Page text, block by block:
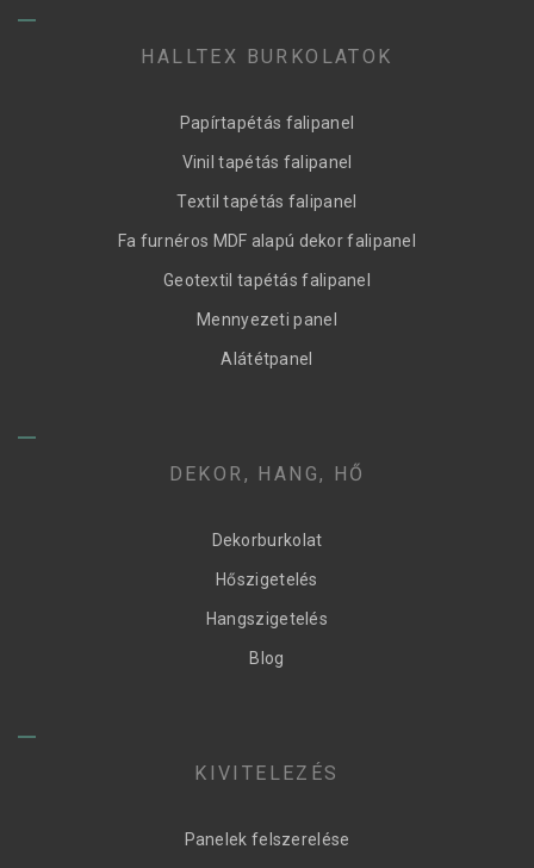
HALLTEX BURKOLATOK
Papírtapétás falipanel
Vinil tapétás falipanel
Textil tapétás falipanel
Fa furnéros MDF alapú dekor falipanel
Geotextil tapétás falipanel
Mennyezeti panel
Alátétpanel
DEKOR, HANG, HŐ
Dekorburkolat
Hőszigetelés
Hangszigetelés
Blog
KIVITELEZÉS
Panelek felszerelése